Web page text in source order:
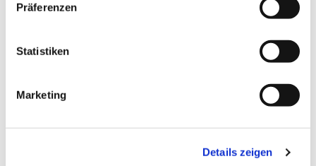
Präferenzen
Statistiken
Marketing
Details zeigen